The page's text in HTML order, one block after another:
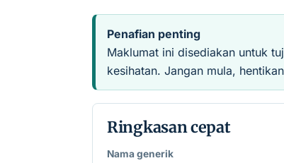
NutrisiPenafian penting
Maklumat ini disediakan untuk
kesihatan. Jangan mula,
Ringkasan cepat
Nama generik